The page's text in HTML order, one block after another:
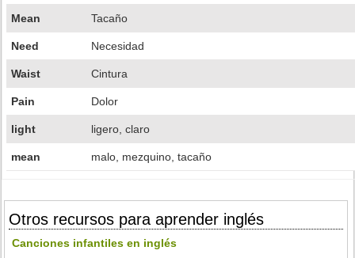
Mean Tacaño
Need Necesidad
Waist Cintura
Pain Dolor
light ligero, claro
mean malo, mezquino, tacaño
Otros recursos para aprender inglés
Canciones infantiles en inglés